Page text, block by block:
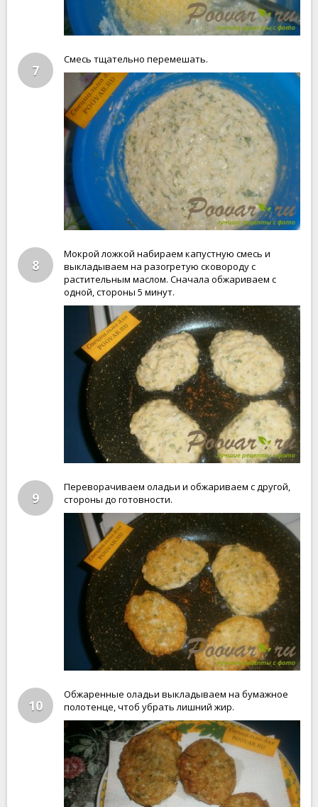
7
Смесь тщательно перемешать.
8
Мокрой ложкой набираем капустную смесь и
выкладываем на разогретую сковороду с
растительным маслом. Сначала обжариваем с
одной, стороны 5 минут.
9
Переворачиваем оладьи и обжариваем с другой,
стороны до готовности.
10
Обжаренные оладьи выкладываем на бумажное
полотенце, чтоб убрать лишний жир.